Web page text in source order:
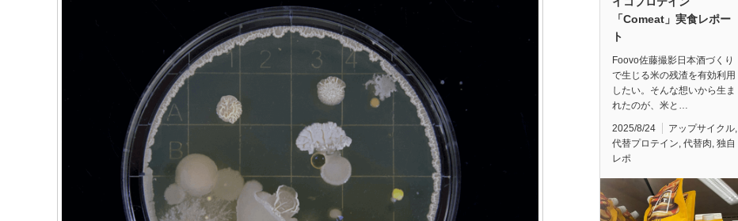
「Comeat」実食レポー
ト
Foovo佐藤撮影日本酒づくり
で生じる米の残渣を有効利用
したい。そんな想いから生ま
れたのが、米と…
2025/8/24 アップサイクル,
代替プロテイン, 代替肉, 独自
レポ